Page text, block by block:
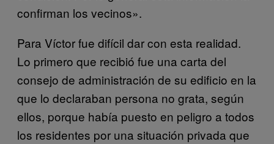
confirman los vecinos».
Para Víctor fue difícil dar con esta realidad.
Lo primero que recibió fue una carta del
consejo de administración de su edificio en la
que lo declaraban persona no grata, según
ellos, porque había puesto en peligro a todos
los residentes por una situación privada que